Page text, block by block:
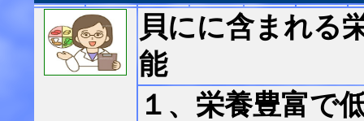
貝にに含まれる
能
１、栄養豊富で